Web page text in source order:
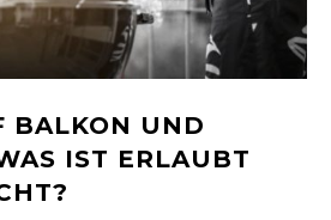
BALKON UND
IST ERLAUBT